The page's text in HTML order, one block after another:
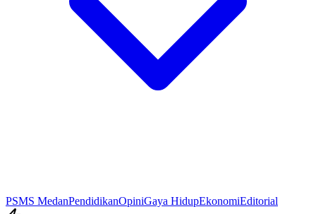
PSMS MedanPendidikanOpiniGaya HidupEkonomiEditorial